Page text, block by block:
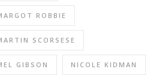
ROBBIE
SCORSESE
GIBSON NICOLE KIDMAN